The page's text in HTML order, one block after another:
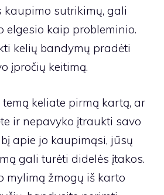
kaupimo sutrikimų, gali
elgesio kaip probleminio.
kelių bandymų pradėti
įpročių keitimą.
temą keliate pirmą kartą, ar
ir nepavyko įtraukti savo
apie jo kaupimąsi, jūsų
gali turėti didelės įtakos.
mylimą žmogų iš karto